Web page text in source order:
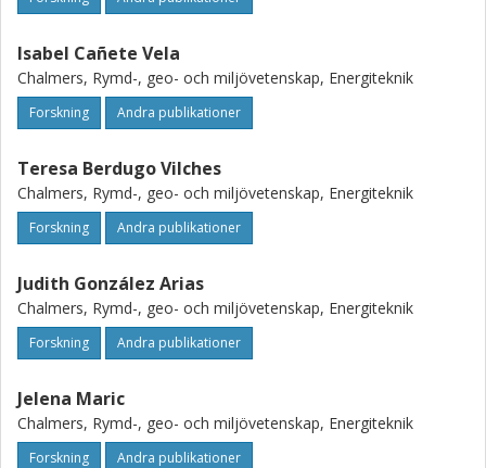
Isabel Cañete Vela
Chalmers, Rymd-, geo- och miljövetenskap, Energiteknik
Forskning Andra publikationer
Teresa Berdugo Vilches
Chalmers, Rymd-, geo- och miljövetenskap, Energiteknik
Forskning Andra publikationer
Judith González Arias
Chalmers, Rymd-, geo- och miljövetenskap, Energiteknik
Forskning Andra publikationer
Jelena Maric
Chalmers, Rymd-, geo- och miljövetenskap, Energiteknik
Forskning Andra publikationer